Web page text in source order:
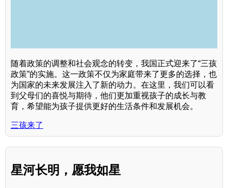
随着政策的调整和社会观念的转变，我国正式迎来了“三孩
政策”的实施。这一政策不仅为家庭带来了更多的选择，也
为国家的未来发展注入了新的动力。在这里，我们可以看
到父母们的喜悦与期待，他们更加重视孩子的成长与教
育，希望能为孩子提供更好的生活条件和发展机会。
三孩来了
星河长明，愿我如星